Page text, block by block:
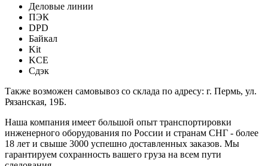
Деловые линии
ПЭК
DPD
Байкал
Kit
KCE
Сдэк
Также возможен самовывоз со склада по адресу: г. Пермь, ул.
Рязанская, 19Б.
Наша компания имеет большой опыт транспортировки
инженерного оборудования по России и странам СНГ - более
18 лет и свыше 3000 успешно доставленных заказов. Мы
гарантируем сохранность вашего груза на всем пути